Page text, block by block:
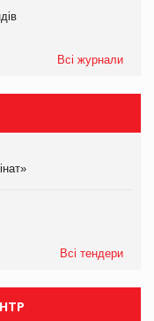
Всі журнали
Всі тендери